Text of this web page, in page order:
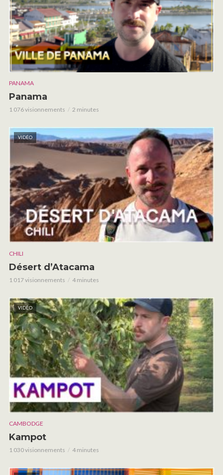
PANAMA
Panama
1 076 visionnements 2 minutes
VIDÉO
CHILI
Désert d’Atacama
1 017 visionnements 4 minutes
VIDÉO
CAMBODGE
Kampot
1 030 visionnements 4 minutes